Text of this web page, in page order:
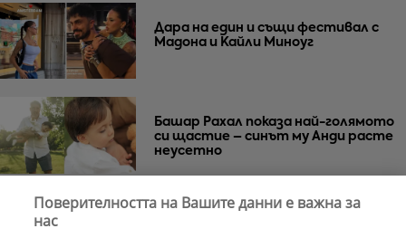
Дара на един и същи фестивал с
Мадона и Кайли Миноуг
Башар Рахал показа най-голямото
си щастие – синът му Анди расте
неусетно
Поверителността на Вашите данни е важна за
нас